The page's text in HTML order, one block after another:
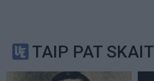
TAIP PAT